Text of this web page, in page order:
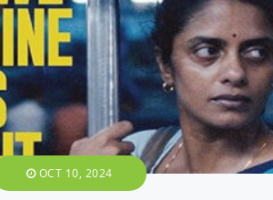
OCT 10, 2024